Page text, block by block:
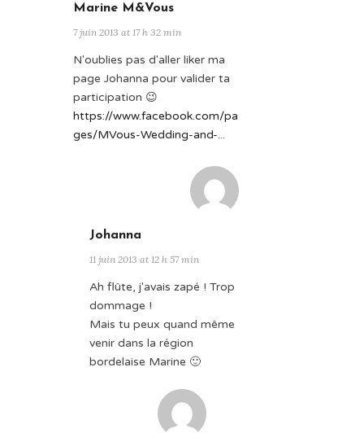
Marine M&Vous
7 juin 2013 at 17 h 32 min
N'oublies pas d'aller liker ma
page Johanna pour valider ta
participation 😉
https://www.facebook.com/pa
ges/MVous-Wedding-and-...
Johanna
11 juin 2013 at 12 h 57 min
Ah flûte, j'avais zapé ! Trop
dommage !
Mais tu peux quand même
venir dans la région
bordelaise Marine 🙂